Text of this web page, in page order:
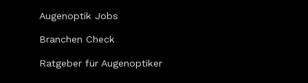
Augenoptik Jobs
Branchen Check
Ratgeber für Augenoptiker